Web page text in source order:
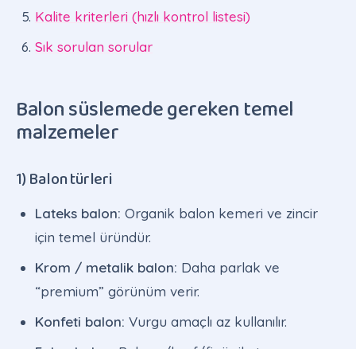
Kalite kriterleri (hızlı kontrol listesi)
Sık sorulan sorular
Balon süslemede gereken temel
malzemeler
1) Balon türleri
Lateks balon: Organik balon kemeri ve zincir
için temel üründür.
Krom / metalik balon: Daha parlak ve
“premium” görünüm verir.
Konfeti balon: Vurgu amaçlı az kullanılır.